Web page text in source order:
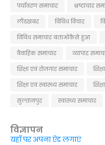
पर्यावरण समाचार
भ्रष्टाचार
लीडखबर
विविध विचार
विविध समाचार बताओकैसे हुआ
वैवाहिक समाचार
व्यापार
शिक्षा एवं रोजगार समाचार
शिक्षा एवं स्वास्थ्य समाचार
सुल्तानपुर
स्वास्थ्य समाचार
विज्ञापन
यहाँ पर अपना ऐड लगाएं